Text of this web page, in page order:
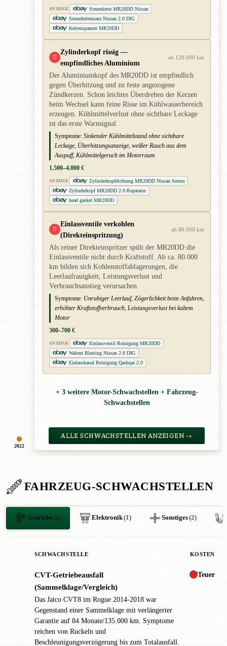
2022
ANZEIGE
Steuerkette MR20DD Nissan
Steuerkettensatz Nissan 2.0 DIG
Kettenspanner MR20DD
!!
Zylinderkopf rissig —
empfindliches Aluminium
ab 120.000 km
Der Aluminiumkopf des MR20DD ist empfindlich
gegen Überhitzung und zu feste angezogene
Zündkerzen. Schon leichtes Überdrehen der Kerzen
beim Wechsel kann feine Risse im Kühlwasserbereich
erzeugen. Kühlmittelverlust ohne sichtbare Leckage
ist das erste Warnsignal.
Symptome: Sinkender Kühlmittelstand ohne sichtbare
Leckage, Überhitzungsanzeige, weißer Rauch aus dem
Auspuff, Kühlmittelgeruch im Motorraum
1.500–4.000 €
ANZEIGE
Zylinderkopfdichtung MR20DD Nissan Sentra
Zylinderkopf MR20DD 2.0 Reparatur
head gasket MR20DD
!!
Einlassventile verkohlen
(Direkteinspritzung)
ab 80.000 km
Als reiner Direkteinspritzer spült der MR20DD die
Einlassventile nicht durch Kraftstoff. Ab ca. 80.000
km bilden sich Kohlenstoffablagerungen, die
Leerlaufrauigkeit, Leistungsverlust und
Verbrauchsanstieg verursachen.
Symptome: Unruhiger Leerlauf, Zögerlichkeit beim Anfahren,
erhöhter Kraftstoffverbrauch, Leistungsverlust bei kaltem
Motor
300–700 €
ANZEIGE
Einlassventil Reinigung MR20DD
Walnut Blasting Nissan 2.0 DIG
Einlasskanal Reinigung Qashqai 2.0
+ 3 weitere Motor-Schwachstellen + Fahrzeug-
Schwachstellen
ALLE SCHWACHSTELLEN ANZEIGEN →
FAHRZEUG-SCHWACHSTELLEN
Getriebe(1) Elektronik(1) Sonstiges(2)
SCHWACHSTELLE KOSTEN
CVT-Getriebeausfall
(Sammelklage/Vergleich)
Das Jatco CVT8 im Rogue 2014-2018 war
Gegenstand einer Sammelklage mit verlängerter
Garantie auf 84 Monate/135.000 km. Symptome
reichen von Ruckeln und
Beschleunigungsverzögerung bis zum Totalausfall.
Teuer